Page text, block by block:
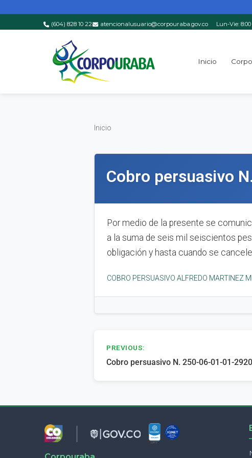
Saltar al contenido principal
(604) 828 10 22 atencionalusuario@corpouraba.gov.co Lun-Vie:
Inicio
Inicio
Inicio
Cobro persuasivo
Por medio de la presente se
a la suma de seis mil seiscientos
obligación y hasta cuando se
COBRO PERSUASIVO ALFREDO MARTINEZ
Navegación
de
PREVIOUS:
Cobro persuasivo N. 250-06-01-01-2920